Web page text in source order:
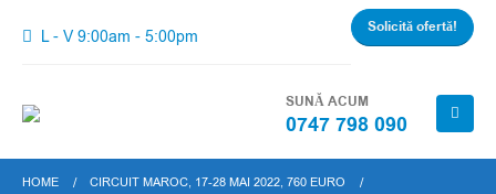
L - V 9:00am - 5:00pm Solicită ofertă!
SUNĂ ACUM
0747 798 090
HOME
CIRCUIT MAROC, 17-28 MAI 2022, 760 EURO